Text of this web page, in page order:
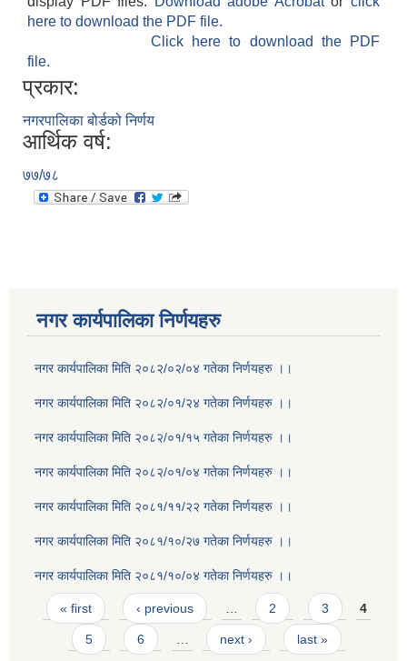
here to download the PDF file.
Click here to download the PDF
file.
प्रकार:
नगरपालिका बोर्डको निर्णय
आर्थिक वर्ष:
७७/७८
नगर कार्यपालिका निर्णयहरु
नगर कार्यपालिका मिति २०८२/०२/०४ गतेका निर्णयहरु ।।
नगर कार्यपालिका मिति २०८२/०१/२४ गतेका निर्णयहरु ।।
नगर कार्यपालिका मिति २०८२/०१/१५ गतेका निर्णयहरु ।।
नगर कार्यपालिका मिति २०८२/०१/०४ गतेका निर्णयहरु ।।
नगर कार्यपालिका मिति २०८१/११/२२ गतेका निर्णयहरु ।।
नगर कार्यपालिका मिति २०८१/१०/२७ गतेका निर्णयहरु ।।
नगर कार्यपालिका मिति २०८१/१०/०४ गतेका निर्णयहरु ।।
Pages
« first ‹ previous … 2 3 4
5 6 … next › last »